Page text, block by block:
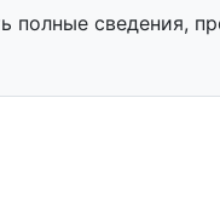
сведения,